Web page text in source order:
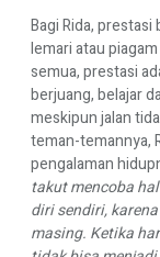
Bagi Rida,
lemari atau
semua, prestasi
berjuang, belajar
meskipun jalan
teman-temannya,
pengalaman
takut mencoba
diri sendiri,
masing. Ketika